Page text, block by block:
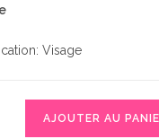
Visage
AJOUTER AU